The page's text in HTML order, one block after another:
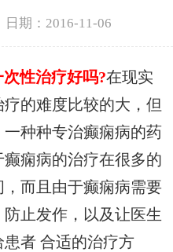
日期：2016-11-06
性治疗好吗?在现实
的难度比较的大，但
种种专治癫痫病的药
痫病的治疗在很多的
而且由于癫痫病需要
止发作，以及让医生
者 合适的治疗方